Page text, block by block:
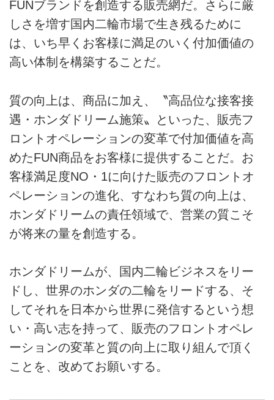
FUNブランドを創造する販売網だ。さらに厳
しさを増す国内二輪市場で生き残るために
は、いち早くお客様に満足のいく付加価値の
高い体制を構築することだ。
質の向上は、商品に加え、〝高品位な接客接
遇・ホンダドリーム施策〟といった、販売フ
ロントオペレーションの変革で付加価値を高
めたFUN商品をお客様に提供することだ。お
客様満足度NO・1に向けた販売のフロントオ
ペレーションの進化、すなわち質の向上は、
ホンダドリームの責任領域で、営業の質こそ
が将来の量を創造する。
ホンダドリームが、国内二輪ビジネスをリー
ドし、世界のホンダの二輪をリードする、そ
してそれを日本から世界に発信するという想
い・高い志を持って、販売のフロントオペレ
ーションの変革と質の向上に取り組んで頂く
ことを、改めてお願いする。